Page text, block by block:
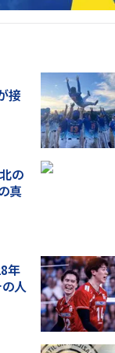
接
の
真
年
人